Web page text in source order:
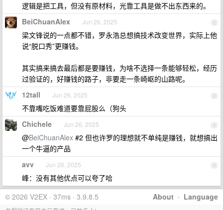
逻辑是把工具，但没有原材料，光靠工具是做不出东西来的。
2
BeiChuanAlex Jun 26, 2025
梁文锋说的一点都不错，罗永浩总想搞技术改变世界，实际上他
说“脱口秀”更赚钱。
其实搞来搞去最后都是要赚钱，为啥不选择一条能够轻松，经历
过验证的，好赚钱的路子，非要走一条崎岖的山路呢。
3
12tall Jun 26, 2025
不靠嘴吃饭难道要靠屁股么（狗头
4
Chichele Jun 26, 2025
@BeiChuanAlex #2 但也许罗的理想就不单纯是赚钱，就想搞出
一个牛逼的产品
5
avv Jun 26, 2025
峰：没有其他优点可以夸了哈
About · Language
© 2026 V2EX · 37ms · 3.9.8.5